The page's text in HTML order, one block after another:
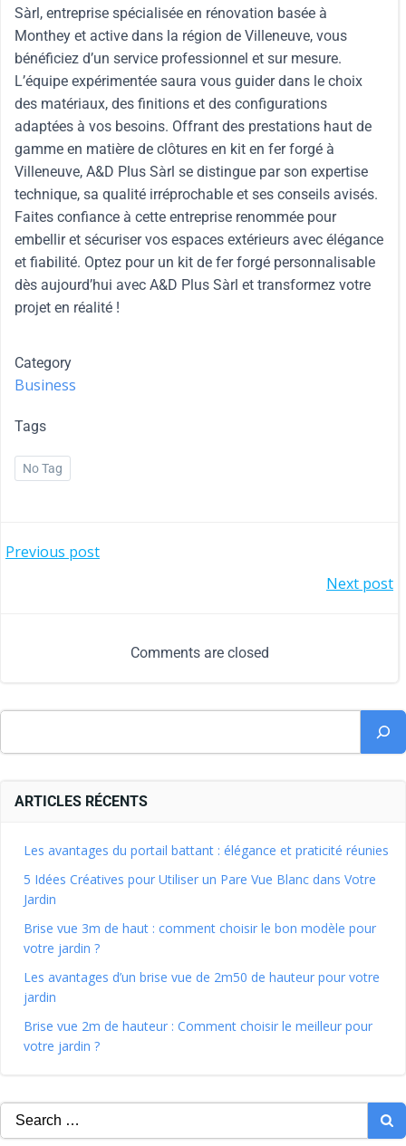
Sàrl, entreprise spécialisée en rénovation basée à
Monthey et active dans la région de Villeneuve, vous
bénéficiez d’un service professionnel et sur mesure.
L’équipe expérimentée saura vous guider dans le choix
des matériaux, des finitions et des configurations
adaptées à vos besoins. Offrant des prestations haut de
gamme en matière de clôtures en kit en fer forgé à
Villeneuve, A&D Plus Sàrl se distingue par son expertise
technique, sa qualité irréprochable et ses conseils avisés.
Faites confiance à cette entreprise renommée pour
embellir et sécuriser vos espaces extérieurs avec élégance
et fiabilité. Optez pour un kit de fer forgé personnalisable
dès aujourd’hui avec A&D Plus Sàrl et transformez votre
projet en réalité !
Category
Business
Tags
No Tag
Previous post
Next post
Comments are closed
ARTICLES RÉCENTS
Les avantages du portail battant : élégance et praticité réunies
5 Idées Créatives pour Utiliser un Pare Vue Blanc dans Votre
Jardin
Brise vue 3m de haut : comment choisir le bon modèle pour
votre jardin ?
Les avantages d’un brise vue de 2m50 de hauteur pour votre
jardin
Brise vue 2m de hauteur : Comment choisir le meilleur pour
votre jardin ?